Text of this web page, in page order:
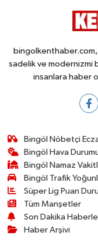
sadelik ve modernizmi
insanlara haber
Bingöl Nöbetçi
Bingöl Hava
Bingöl Namaz
Bingöl Trafik
Süper Lig Puan
Tüm Manşetler
Son Dakika
Haber Arşivi